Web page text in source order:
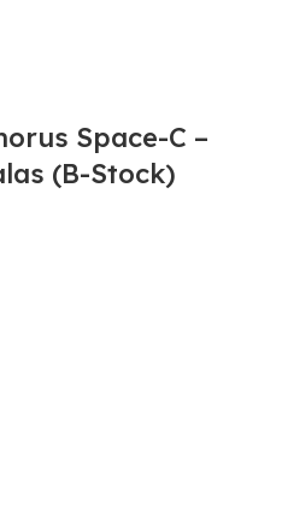
Space-C –
(B-Stock)